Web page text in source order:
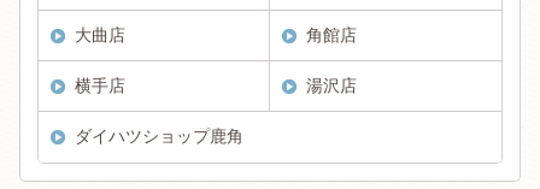
大曲店 角館店
横手店 湯沢店
ダイハツショップ鹿角